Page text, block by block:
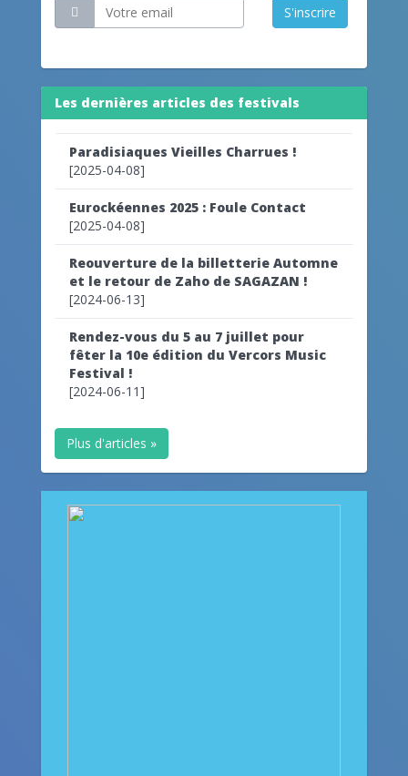
S'inscrire
Les dernières articles des festivals
Paradisiaques Vieilles Charrues !
[2025-04-08]
Eurockéennes 2025 : Foule Contact
[2025-04-08]
Reouverture de la billetterie Automne
et le retour de Zaho de SAGAZAN !
[2024-06-13]
Rendez-vous du 5 au 7 juillet pour
fêter la 10e édition du Vercors Music
Festival !
[2024-06-11]
Plus d'articles »